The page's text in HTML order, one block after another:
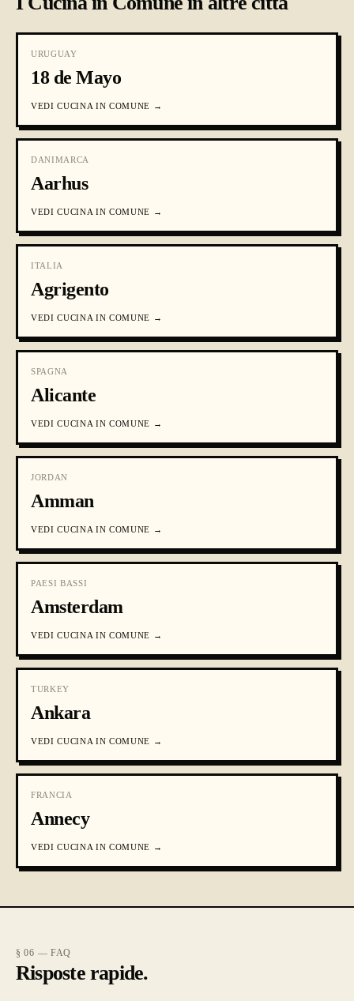
URUGUAY
18 de Mayo
VEDI CUCINA IN COMUNE →
DANIMARCA
Aarhus
VEDI CUCINA IN COMUNE →
ITALIA
Agrigento
VEDI CUCINA IN COMUNE →
SPAGNA
Alicante
VEDI CUCINA IN COMUNE →
JORDAN
Amman
VEDI CUCINA IN COMUNE →
PAESI BASSI
Amsterdam
VEDI CUCINA IN COMUNE →
TURKEY
Ankara
VEDI CUCINA IN COMUNE →
FRANCIA
Annecy
VEDI CUCINA IN COMUNE →
§ 06 — FAQ
Risposte rapide.